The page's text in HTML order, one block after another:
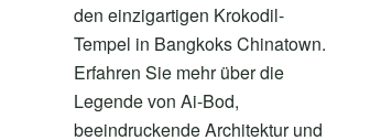
den einzigartigen Krokodil-
Tempel in Bangkoks Chinatown.
Erfahren Sie mehr über die
Legende von Ai-Bod,
beeindruckende Architektur und